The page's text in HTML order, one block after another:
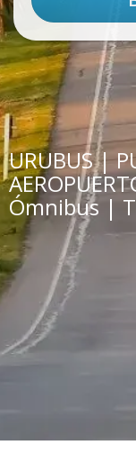
URUBUS |
Ómnibus |